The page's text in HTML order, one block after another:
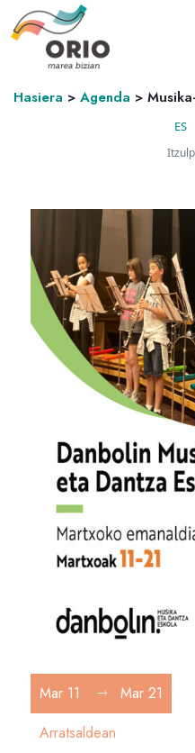
Hasiera > Agenda >
ES
Mar 11
Mar 21
Arratsaldean